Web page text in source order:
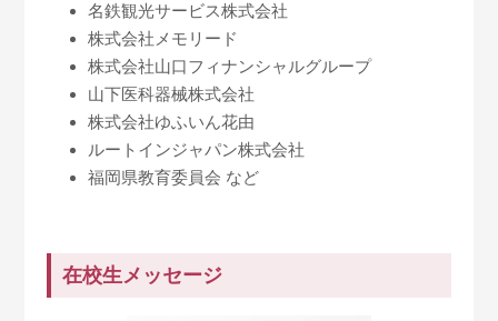
名鉄観光サービス株式会社
株式会社メモリード
株式会社山口フィナンシャルグループ
山下医科器械株式会社
株式会社ゆふいん花由
ルートインジャパン株式会社
福岡県教育委員会 など
在校生メッセージ